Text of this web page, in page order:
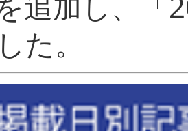
まし